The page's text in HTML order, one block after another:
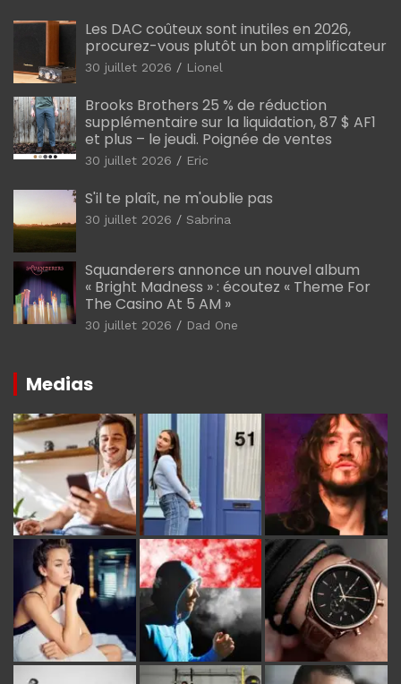
Les DAC coûteux sont inutiles en 2026,
procurez-vous plutôt un bon amplificateur
30 juillet 2026 Lionel
Brooks Brothers 25 % de réduction
supplémentaire sur la liquidation, 87 $ AF1
et plus – le jeudi. Poignée de ventes
30 juillet 2026 Eric
S'il te plaît, ne m'oublie pas
30 juillet 2026 Sabrina
Squanderers annonce un nouvel album
« Bright Madness » : écoutez « Theme For
The Casino At 5 AM »
30 juillet 2026 Dad One
Medias